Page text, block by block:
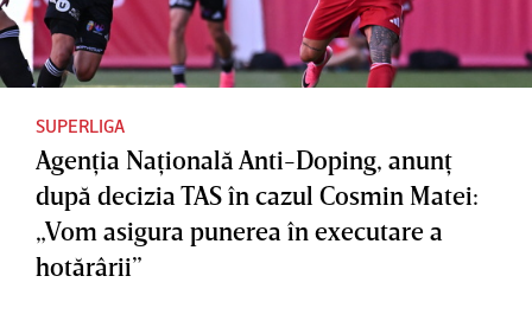
SUPERLIGA
Agenţia Naţională Anti-Doping, anunţ
după decizia TAS în cazul Cosmin Matei:
„Vom asigura punerea în executare a
hotărârii”